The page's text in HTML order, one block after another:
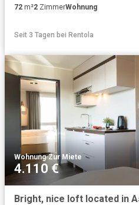
72 m²2 ZimmerWohnung
Seit 3 Tagen bei Rentola
Wohnung·Zur Miete
4.110 €
Bright, nice loft located in